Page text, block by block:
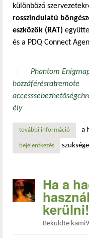
különböző
rosszindulatú
eszközök (RAT)
és a PDQ Connect
Phantom Enigma
hozzáférésratremote
accesssebezhetőség
ély
további információa a
bejelentkezés
Ha a
kerülni!
Beküldte